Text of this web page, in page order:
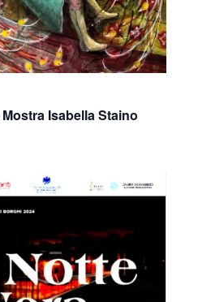
i
s
e
a
i
g
z
i
o
Isabella Staino